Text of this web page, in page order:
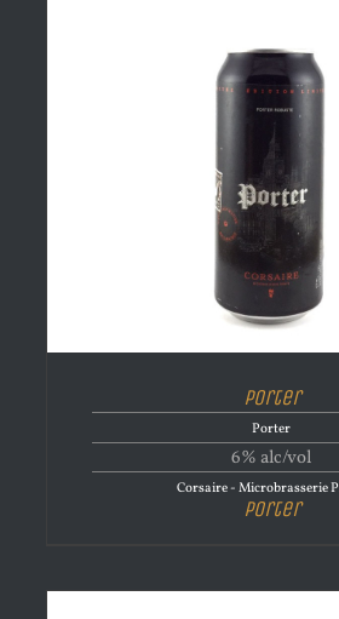
Porter
Porter
6% alc/vol
Corsaire - Microbrasserie
Porter